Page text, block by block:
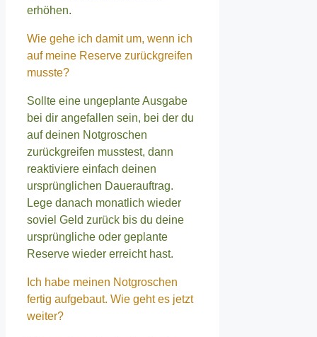
erhöhen.
Wie gehe ich damit um, wenn ich
auf meine Reserve zurückgreifen
musste?
Sollte eine ungeplante Ausgabe
bei dir angefallen sein, bei der du
auf deinen Notgroschen
zurückgreifen musstest, dann
reaktiviere einfach deinen
ursprünglichen Dauerauftrag.
Lege danach monatlich wieder
soviel Geld zurück bis du deine
ursprüngliche oder geplante
Reserve wieder erreicht hast.
Ich habe meinen Notgroschen
fertig aufgebaut. Wie geht es jetzt
weiter?